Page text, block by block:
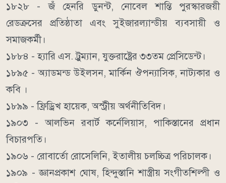
১৮২৮ - জঁ হেনরি ডুনন্ট, নোবেল শান্তি পুরস্কারজয়ী
রেডক্রসের প্রতিষ্ঠাতা এবং সুইজারল্যান্ডীয় ব্যবসায়ী ও
সমাজকর্মী।
১৮৮৪ - হ্যারি এস. ট্রুম্যান, যুক্তরাষ্ট্রের ৩৩তম প্রেসিডেন্ট।
১৮৯৫ - অ্যাডমন্ড উইলসন, মার্কিন ঔপন্যাসিক, নাট্যকার ও
কবি ।
১৮৯৯ - ফ্রিড্রিখ হায়েক, অস্ট্রীয় অর্থনীতিবিদ।
১৯০৩ - আলভিন রবার্ট কর্নেলিয়াস, পাকিস্তানের প্রধান
বিচারপতি।
১৯০৬ - রোবার্তো রোসেলিনি, ইতালীয় চলচ্চিত্র পরিচালক।
১৯০৯ - জ্ঞানপ্রকাশ ঘোষ, হিন্দুস্তানি শাস্ত্রীয় সংগীতশিল্পী ও